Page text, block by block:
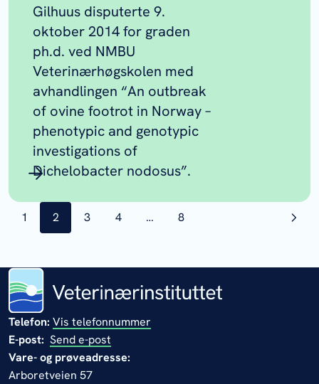
Gilhuus disputerte 9.
oktober 2014 for graden
ph.d. ved NMBU
Veterinærhøgskolen med
avhandlingen “An outbreak
of ovine footrot in Norway –
phenotypic and genotypic
investigations of
Dichelobacter nodosus”.
side
1 side
2 side
3 side
4 … side
8
Telefon: Vis telefonnummer
E-post: Send e-post
Vare- og prøveadresse:
Arboretveien 57